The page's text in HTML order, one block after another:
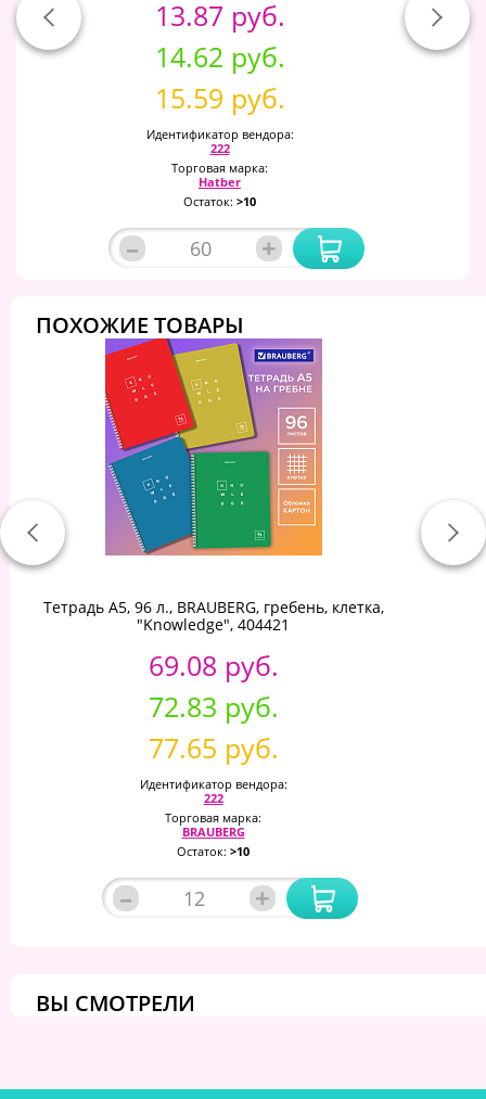
13.87 руб.
14.62 руб.
15.59 руб.
Идентификатор вендора:
222
Торговая марка:
Hatber
Остаток: >10
– +
ПОХОЖИЕ ТОВАРЫ
Тетрадь А5, 96 л., BRAUBERG, гребень, клетка,
"Knowledge", 404421
69.08 руб.
72.83 руб.
77.65 руб.
Идентификатор вендора:
222
Торговая марка:
BRAUBERG
Остаток: >10
– +
ВЫ СМОТРЕЛИ